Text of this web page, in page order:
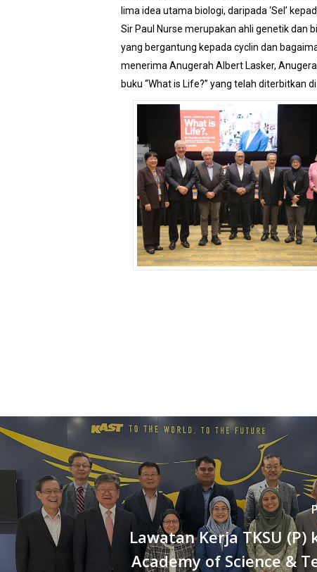
lima idea utama biologi, daripada ‘Sel’
Sir Paul Nurse merupakan ahli genetik dan
yang bergantung kepada cyclin dan
menerima Anugerah Albert Lasker,
buku “What is Life?” yang telah diterbitkan
Lawatan Kerja TKSU (P)
Academy of Science &